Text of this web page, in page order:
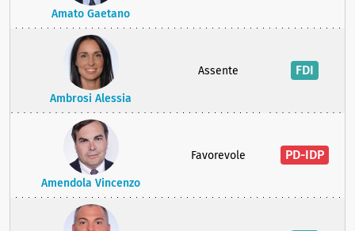
Amato Gaetano
Ambrosi Alessia
Assente FDI
Amendola Vincenzo
Favorevole PD-IDP